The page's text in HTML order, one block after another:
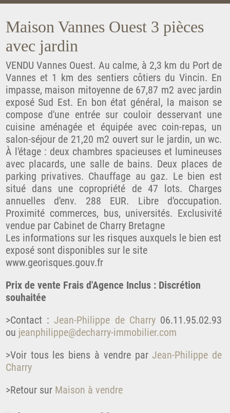
Maison Vannes Ouest 3 pièces
avec jardin
VENDU Vannes Ouest. Au calme, à 2,3 km du Port de
Vannes et 1 km des sentiers côtiers du Vincin. En
impasse, maison mitoyenne de 67,87 m2 avec jardin
exposé Sud Est. En bon état général, la maison se
compose d'une entrée sur couloir desservant une
cuisine aménagée et équipée avec coin-repas, un
salon-séjour de 21,20 m2 ouvert sur le jardin, un wc.
À l'étage : deux chambres spacieuses et lumineuses
avec placards, une salle de bains. Deux places de
parking privatives. Chauffage au gaz. Le bien est
situé dans une copropriété de 47 lots. Charges
annuelles d'env. 288 EUR. Libre d'occupation.
Proximité commerces, bus, universités. Exclusivité
vendue par Cabinet de Charry Bretagne
Les informations sur les risques auxquels le bien est
exposé sont disponibles sur le site
www.georisques.gouv.fr
Prix de vente Frais d'Agence Inclus : Discrétion
souhaitée
>Contact : Jean-Philippe de Charry06.11.95.02.93
ou jeanphilippe@decharry-immobilier.com
>Voir tous les biens à vendre parJean-Philippe de
Charry
>Retour surMaison à vendre